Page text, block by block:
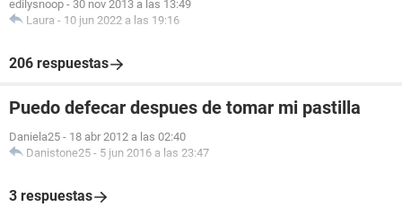
edilysnoop - 30 nov 2013 a las 13:49
Laura - 10 jun 2022 a las 19:16
206 respuestas
Puedo defecar despues de tomar mi pastilla
Daniela25 - 18 abr 2012 a las 02:40
Danistone25 - 5 jun 2016 a las 23:47
3 respuestas